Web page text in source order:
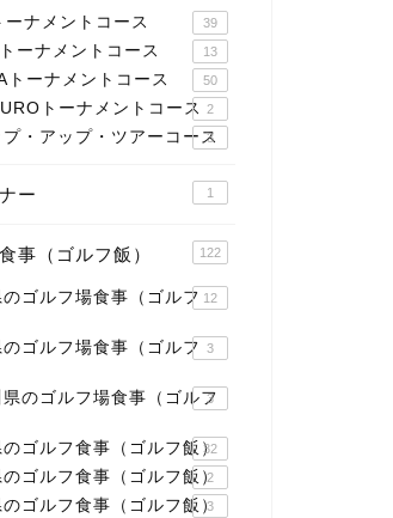
ーナメントコース 39
トーナメントコース 13
トーナメントコース 50
トーナメントコース 2
プ・アップ・ツアーコース
3
ー 1
事（ゴルフ飯） 122
ゴルフ場食事（ゴルフ 12
ゴルフ場食事（ゴルフ 3
のゴルフ場食事（ゴルフ
3
ゴルフ食事（ゴルフ飯）
32
ゴルフ食事（ゴルフ飯）
2
ゴルフ食事（ゴルフ飯）
3